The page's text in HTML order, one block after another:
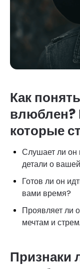
Как
которые
Слушает ли он
детали о
Готов ли он
вами время?
Проявляет ли
мечтам и
Признаки